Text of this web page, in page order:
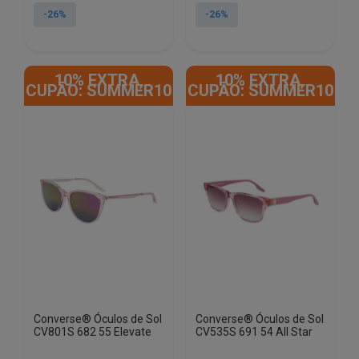
original
atual
-26%
original
atual
-26%
10% EXTRA,
CUPÃO: SUMMER10
Converse® Óculos de Sol
CV801S 682 55 Elevate
10% EXTRA,
CUPÃO: SUMMER10
Converse® Óculos de Sol
CV535S 691 54 All Star